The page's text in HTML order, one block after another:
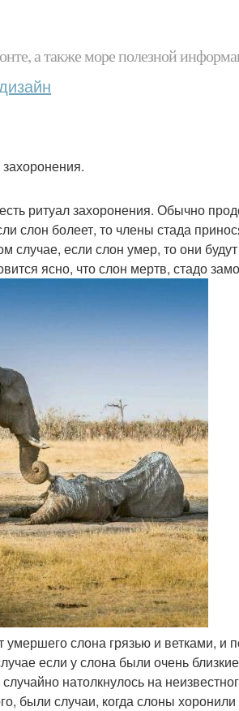
а также море полезной
ритуал захоронения. Обычно
слон болеет, то члены стада
случае, если слон умер, то они
ясно, что слон мертв, стадо
слона грязью и ветками, и
если у слона были очень
натолкнулось на
были случаи, когда слоны